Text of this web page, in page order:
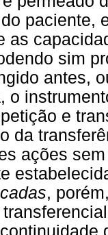
paciente,
as
sim
antes,
o
e
da
ações
,